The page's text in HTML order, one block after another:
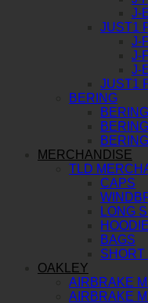
J-
JUST1
J-
J-
J-
JUST1
BERING
MERCHANDISE
TLD
CAPS
LONG
BAGS
OAKLEY
AIRBRAKE
AIRBRAKE